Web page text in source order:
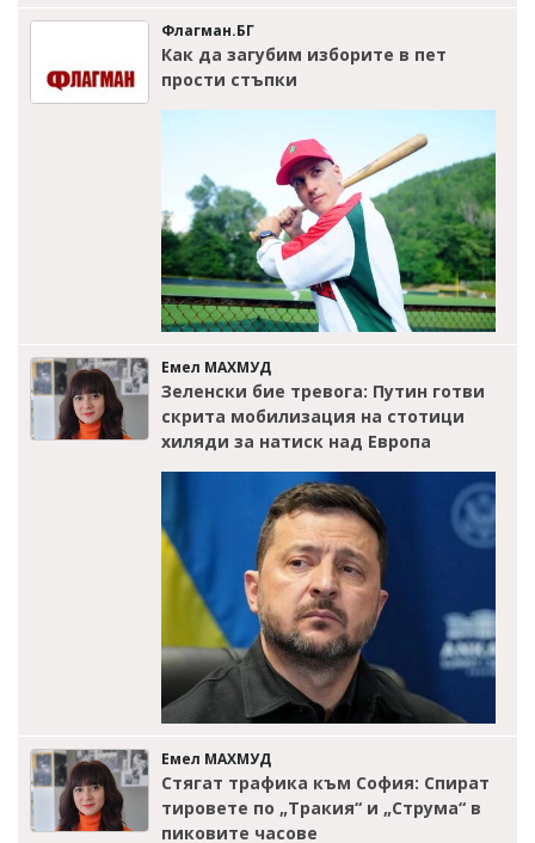
Флагман.БГ
Как да загубим изборите в пет
прости стъпки
Емел МАХМУД
Зеленски бие тревога: Путин готви
скрита мобилизация на стотици
хиляди за натиск над Европа
Емел МАХМУД
Стягат трафика към София: Спират
тировете по „Тракия“ и „Струма“ в
пиковите часове